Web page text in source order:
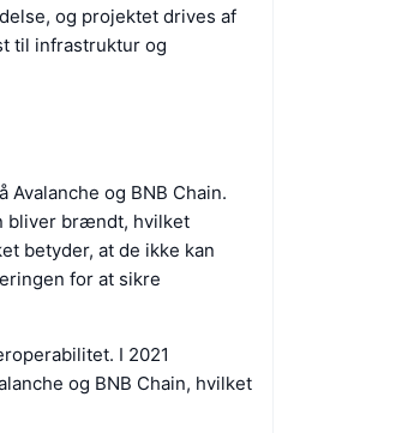
og projektet drives af
til infrastruktur og
og BNB Chain.
bliver brændt, hvilket
betyder, at de ikke kan
for at sikre
I 2021
og BNB Chain, hvilket